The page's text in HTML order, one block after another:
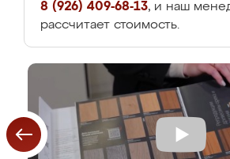
8 (926) 409-68-13, и наш
рассчитает стоимость.